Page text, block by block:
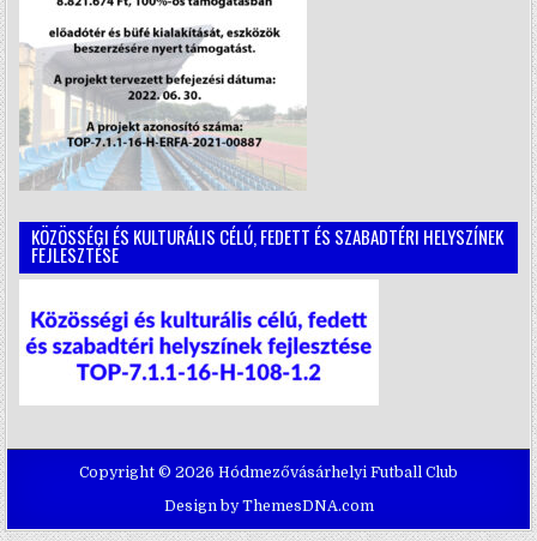
KÖZÖSSÉGI ÉS KULTURÁLIS CÉLÚ, FEDETT ÉS SZABADTÉRI HELYSZÍNEK
FEJLESZTÉSE
Copyright © 2026 Hódmezővásárhelyi Futball Club
Design by ThemesDNA.com